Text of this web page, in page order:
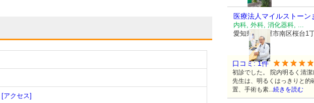
[アクセス]
医療法人マイルストーン
内科, 外科, 消化器科, ...
愛知県名古屋市南区桜台1
口コミ:1件
初診でした。 院内明るく清潔
先生は、明るくはっきりと
置、手術も素...続きを読む